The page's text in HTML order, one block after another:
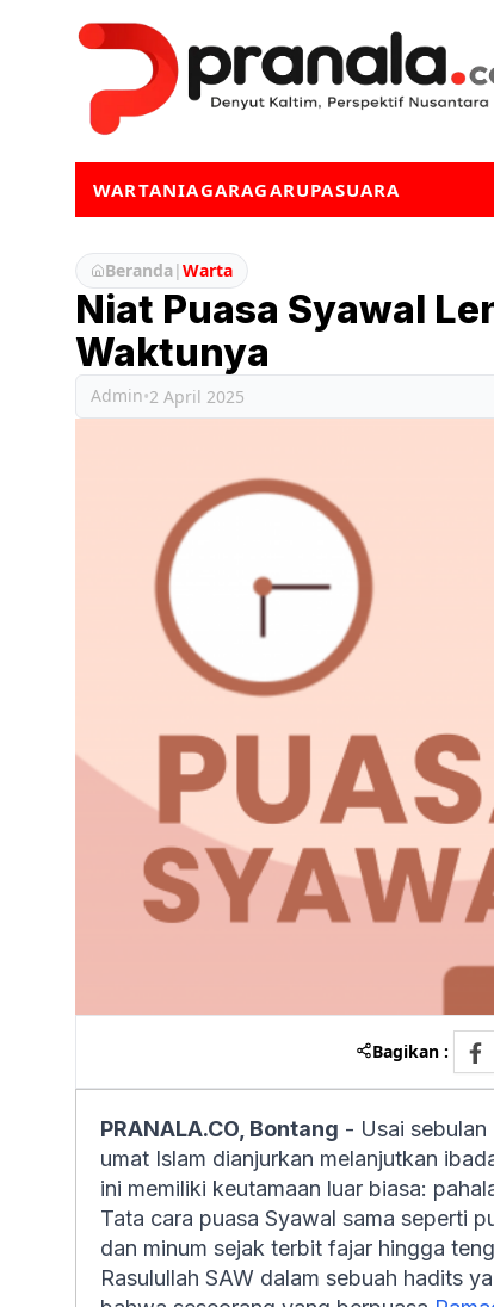
WARTANIAGARAGARUPASUARA
Beranda|Warta
Niat Puasa Syawal
Waktunya
Admin•2 April 2025
Bagikan :
PRANALA.CO, Bontang - Usai sebulan
umat Islam dianjurkan melanjutkan
ini memiliki keutamaan luar biasa:
Tata cara puasa Syawal sama seperti
dan minum sejak terbit fajar hingga
Rasulullah SAW dalam sebuah hadits